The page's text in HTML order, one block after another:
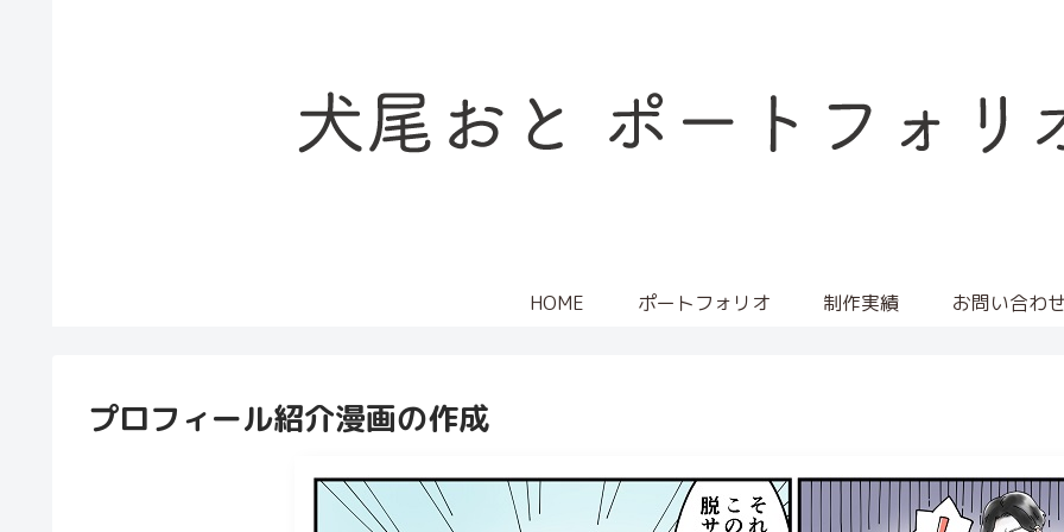
HOME ポートフォリオ 制作実績 お問い合わ
プロフィール紹介漫画の作成